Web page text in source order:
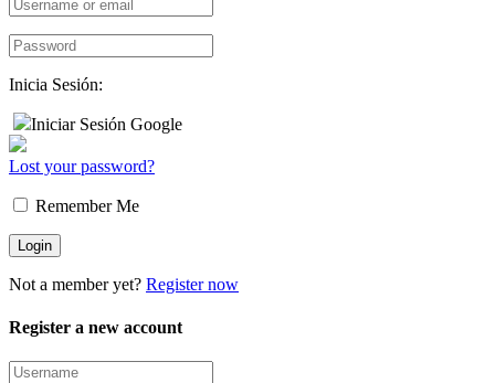
Inicia Sesión:
Iniciar Sesión Google
Lost your password?
Remember Me
Not a member yet? Register now
Register a new account